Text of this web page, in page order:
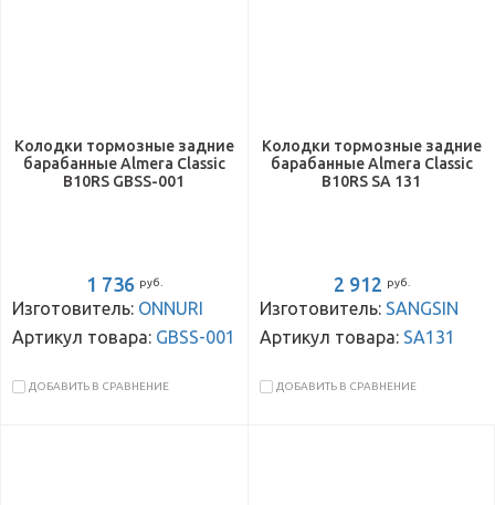
Колодки тормозные задние
барабанные Almera Classic
B10RS GBSS-001
1 736 руб.
Изготовитель: ONNURI
Артикул товара: GBSS-001
ДОБАВИТЬ В СРАВНЕНИЕ
Колодки тормозные задние
барабанные Almera Classic
B10RS SA 131
2 912 руб.
Изготовитель: SANGSIN
Артикул товара: SA131
ДОБАВИТЬ В СРАВНЕНИЕ